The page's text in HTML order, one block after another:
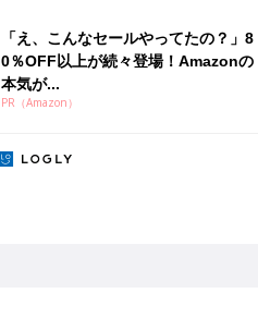
「え、こんなセールやってたの？」8
0％OFF以上が続々登場！Amazonの
本気が...
PR（Amazon）